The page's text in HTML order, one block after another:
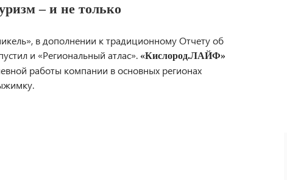
– и не только
в дополнении к традиционному Отчету об
и «Региональный атлас». «Кислород.ЛАЙФ»
работы компании в основных регионах